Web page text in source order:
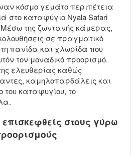
κόσμο γεμάτο περιπέτεια
στο καταφύγιο Nyala Safari
Μέσω της ζωντανής κάμερας,
σε πραγματικό
πανίδα και χλωρίδα που
τον μοναδικό προορισμό.
ελευθερίας καθώς
καμηλοπαρδάλεις και
του καταφυγίου, το
στους γύρω